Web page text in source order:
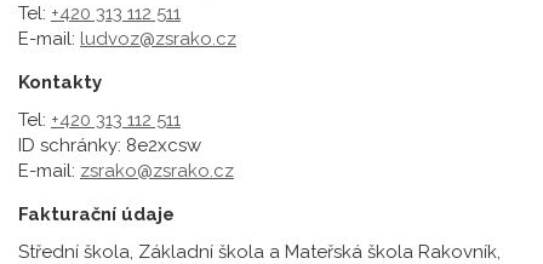
Tel: +420 313 112 511
E-mail: ludvoz@zsrako.cz
Kontakty
Tel: +420 313 112 511
ID schránky: 8e2xcsw
E-mail: zsrako@zsrako.cz
Fakturační údaje
Střední škola, Základní škola a Mateřská škola Rakovník,